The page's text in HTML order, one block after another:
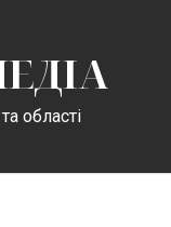
області